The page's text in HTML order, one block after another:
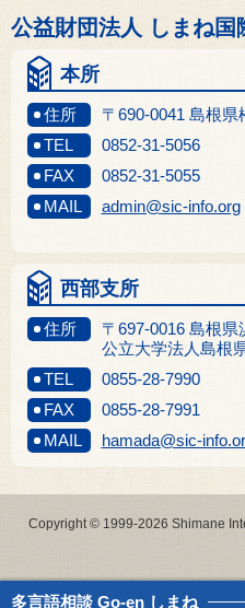
公益財団法人 しまね国
本所
住所 〒690-0041 島根
TEL
0852-31-5056
FAX
0852-31-5055
MAIL
admin@sic-info.org
西部支所
住所
〒697-0016 島根
公立大学法人島根
TEL
0855-28-7990
FAX
0855-28-7991
MAIL
hamada@sic-
Copyright © 1999-2026 Shimane
多言語相談 Go-en しまね